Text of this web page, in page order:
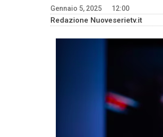
Gennaio 5, 2025 12:00
Redazione Nuoveserietv.it